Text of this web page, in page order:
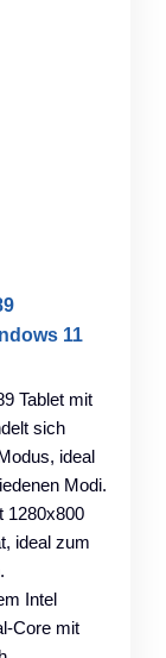
11
Tablet mit
sich
ideal
Modi.
1280x800
ideal zum
Intel
Core mit